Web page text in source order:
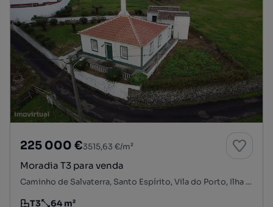
225 000 €3515,63 €/m²
Moradia T3 para venda
Caminho de Salvaterra, Santo Espírito, Vila do Porto, Ilha de Santa Maria
T3 64 m²